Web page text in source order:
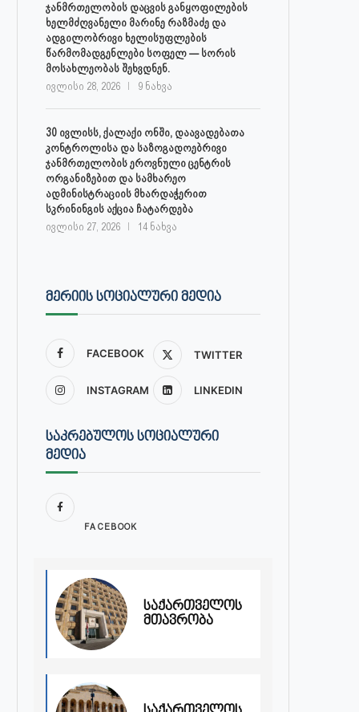
ჯანმრთელობის დაცვის განყოფილების
ხელმძღვანელი მარინე რაზმაძე და
ადგილობრივი ხელისუფლების
წარმომადგენლები სოფელ — სორის
მოსახლეობას შეხვდნენ.
ივლისი 28, 2026 9 ნახვა
30 ივლისს, ქალაქი ონში, დაავადებათა
კონტროლისა და საზოგადოებრივი
ჯანმრთელობის ეროვნული ცენტრის
ორგანიზებით და სამხარეო
ადმინისტრაციის მხარდაჭერით
სკრინინგის აქცია ჩატარდება
ივლისი 27, 2026 14 ნახვა
ᲛᲔᲠᲘᲘᲡ ᲡᲝᲪᲘᲐᲚᲣᲠᲘ ᲛᲔᲓᲘᲐ
FACEBOOK TWITTER
INSTAGRAM LINKEDIN
ᲡᲐᲙᲠᲔᲑᲣᲚᲝᲡ ᲡᲝᲪᲘᲐᲚᲣᲠᲘ
ᲛᲔᲓᲘᲐ
FACEBOOK
საქართველოს
მთავრობა